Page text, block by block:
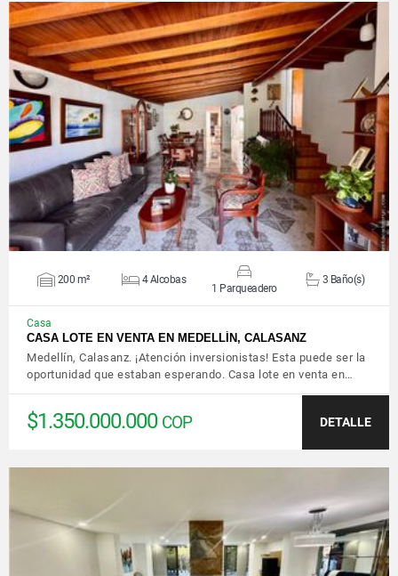
VER DETALLES
200 m² 4 Alcobas
1 Parqueadero
3 Baño(s)
Casa
CASA LOTE EN VENTA EN MEDELLÍN, CALASANZ
Medellín, Calasanz. ¡Atención inversionistas! Esta puede ser la
oportunidad que estaban esperando. Casa lote en venta en…
$1.350.000.000 COP DETALLE